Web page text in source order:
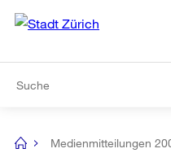
Navigation
[no
Medienmitteilungen